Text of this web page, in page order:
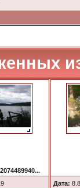
Дата: